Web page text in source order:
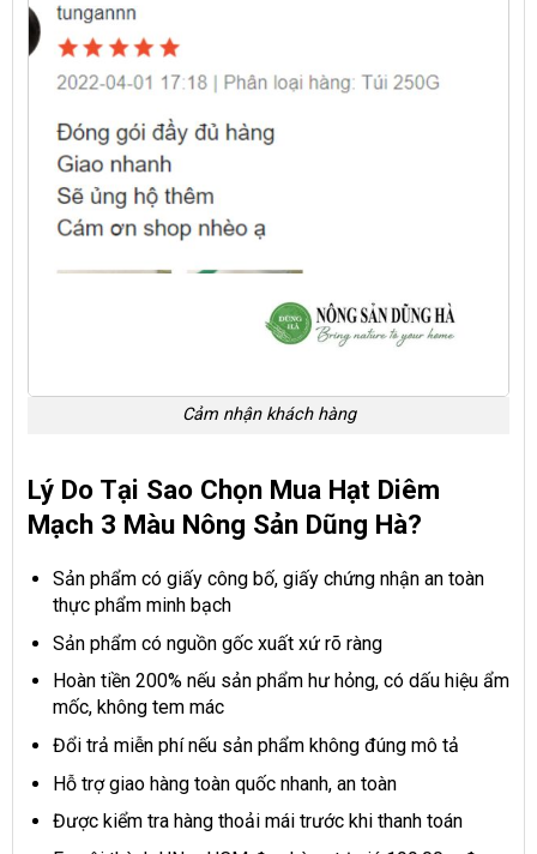
Cảm nhận khách hàng
Lý Do Tại Sao Chọn Mua Hạt Diêm
Mạch 3 Màu Nông Sản Dũng Hà?
Sản phẩm có giấy công bố, giấy chứng nhận an toàn
thực phẩm minh bạch
Sản phẩm có nguồn gốc xuất xứ rõ ràng
Hoàn tiền 200% nếu sản phẩm hư hỏng, có dấu hiệu ẩm
mốc, không tem mác
Đổi trả miễn phí nếu sản phẩm không đúng mô tả
Hỗ trợ giao hàng toàn quốc nhanh, an toàn
Được kiểm tra hàng thoải mái trước khi thanh toán